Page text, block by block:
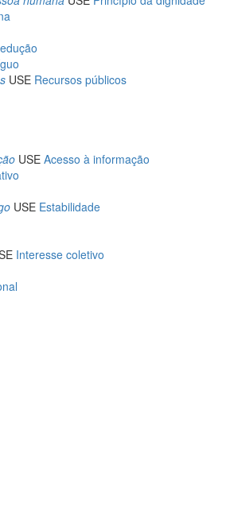
USE Recursos públicos
USE Acesso à informação
USE Estabilidade
Interesse coletivo